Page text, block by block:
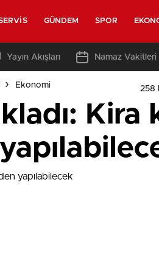
GÜNDEM SPOR
Yayın Akışları Namaz Vakitleri
Ekonomi 258
Kira